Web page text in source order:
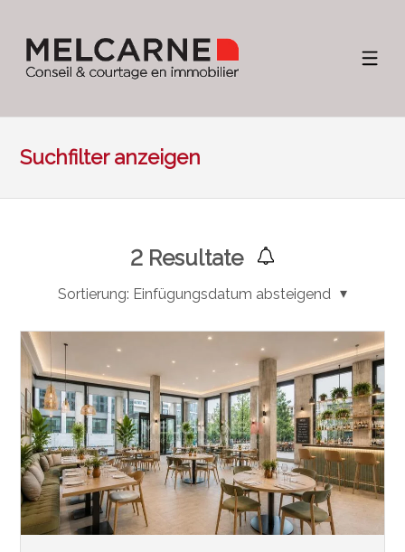
Suchfilter anzeigen
2 Resultate
Sortierung: Einfügungsdatum absteigend